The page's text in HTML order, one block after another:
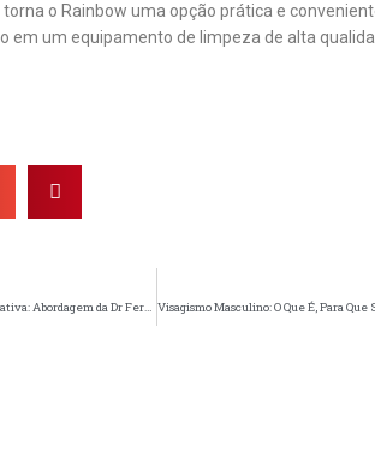
o Rainbow uma opção prática e
em um equipamento de limpeza de alta
Embelezamento Natural com Medicina Regenerativa: Abordagem da Dr Fernanda Nunes